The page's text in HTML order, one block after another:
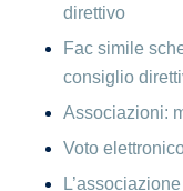
direttivo
Fac simile
consiglio
Associazioni:
Voto